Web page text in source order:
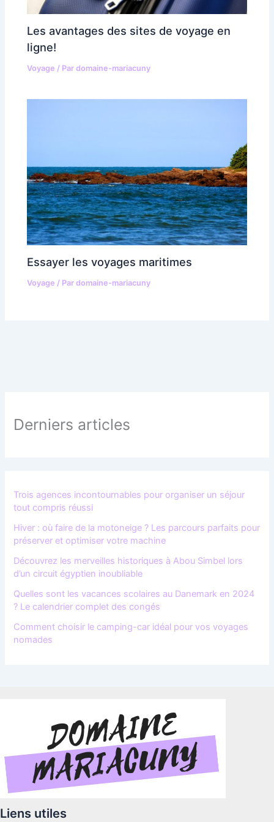
Les avantages des sites de voyage en
ligne!
Voyage / Pardomaine-mariacuny
Essayer les voyages maritimes
Voyage / Pardomaine-mariacuny
Derniers articles
Trois agences incontournables pour organiser un séjour
tout compris réussi
Hiver : où faire de la motoneige ? Les parcours parfaits pour
préserver et optimiser votre machine
Découvrez les merveilles historiques à Abou Simbel lors
d’un circuit égyptien inoubliable
Quelles sont les vacances scolaires au Danemark en 2024
? Le calendrier complet des congés
Comment choisir le camping-car idéal pour vos voyages
nomades
Liens utiles